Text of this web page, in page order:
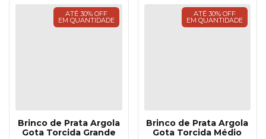
ATÉ 30% OFF
EM QUANTIDADE
Brinco de Prata Argola
Gota Torcida Grande
ATÉ 30% OFF
EM QUANTIDADE
Brinco de Prata Argola
Gota Torcida Médio